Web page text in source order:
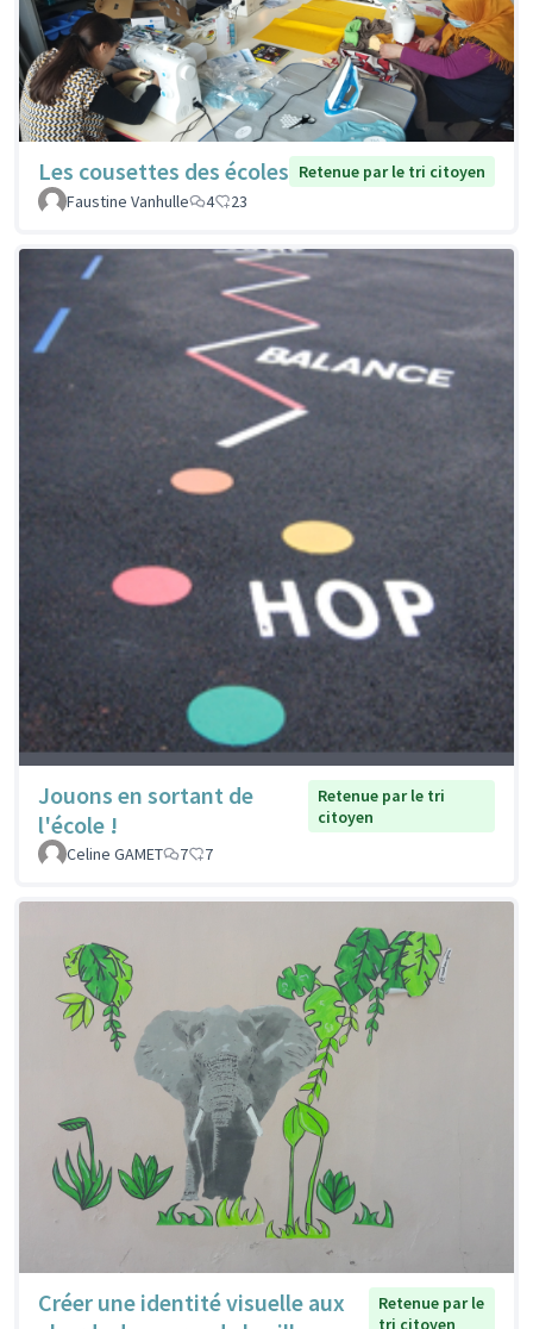
Les cousettes des écoles Retenue par le tri citoyen
Faustine Vanhulle
4 23
Jouons en sortant de
l'école !
Retenue par le tri
citoyen
Celine GAMET
7 7
Créer une identité visuelle aux
Retenue par le
tri citoyen